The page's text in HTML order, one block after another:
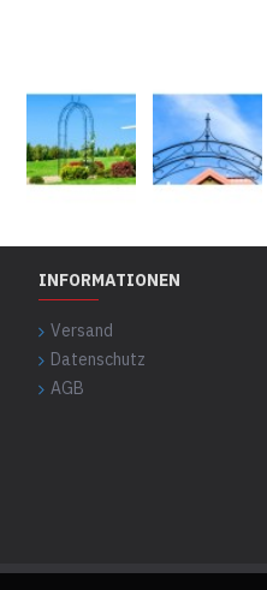
INFORMATIONEN
Versand
Datenschutz
AGB